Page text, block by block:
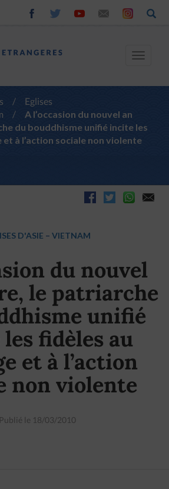
Toggle
/
Eglises
/
A l’occasion du nouvel an
du bouddhisme unifié incite les
et à l’action sociale non violente
D'ASIE – VIETNAM
du nouvel
le patriarche
unifié
fidèles au
et à l’action
non violente
Publié le 18/03/2010